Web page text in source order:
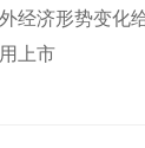
经济形势变
上市